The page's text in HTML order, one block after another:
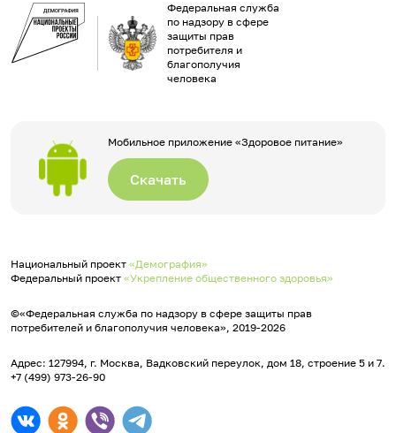
Федеральная служба
по надзору в сфере
защиты прав
потребителя и
благополучия
человека
Мобильное приложение «Здоровое питание»
Скачать
Национальный проект «Демография»
Федеральный проект «Укрепление общественного здоровья»
©«Федеральная служба по надзору в сфере защиты прав
потребителей и благополучия человека», 2019-2026
Адрес: 127994, г. Москва, Вадковский переулок, дом 18, строение 5 и 7.
+7 (499) 973-26-90